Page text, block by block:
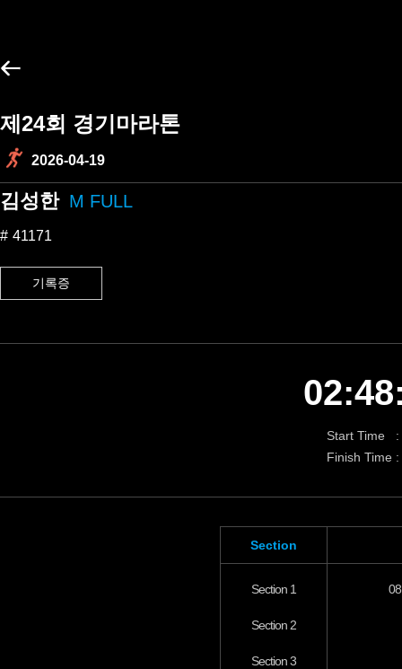
제24회 경기마라톤
2026-04-19
김성한 M FULL
41171
기록증
Start Time :
Finish Time
Section
Section 1
Section 2
Section 3